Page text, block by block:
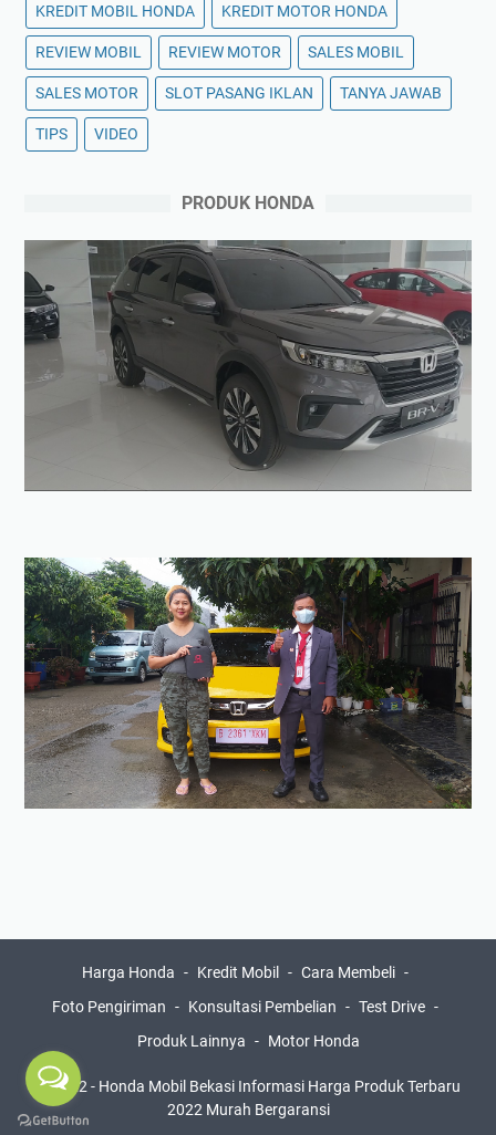
KREDIT MOBIL HONDA KREDIT MOTOR HONDA
REVIEW MOBIL REVIEW MOTOR SALES MOBIL
SALES MOTOR SLOT PASANG IKLAN TANYA JAWAB
TIPS VIDEO
PRODUK HONDA
Harga Honda Kredit Mobil
Cara Membeli
Foto Pengiriman
Konsultasi Pembelian
Test Drive
Produk Lainnya
Motor Honda
© 2022 - Honda Mobil Bekasi Informasi Harga Produk Terbaru
2022 Murah Bergaransi